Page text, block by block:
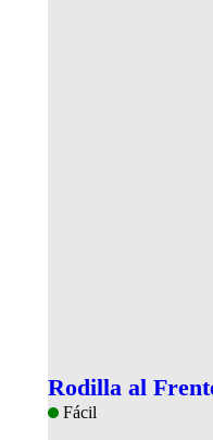
Rodilla al
Fácil